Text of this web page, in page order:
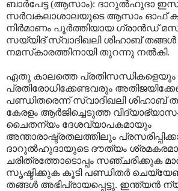
ബാര്‍പേട്ട (ആസാം): ദാറുല്‍ഹുദാ
സര്‍വകലാശാലയുടെ ആസാം ഓഫ്
നിര്‍മാണം പൂര്‍ത്തിയായ ഗ്രാന്‍ഡ്
സയ്യിദ് സ്വാദിഖലി ശിഹാബ് തങ്ങള്‍
നമസ്‌കാരത്തിനായി തുറന്നു നല്‍കി.
ഏതു കാലത്തെ
പ്രതിരോധിക്കേണ്ടവരും
പണ്ഡിതരെന്ന് സ്വാദിഖലി ശിഹാബ്
കേരളം ആര്‍ജിച്ചെടുത്ത
ചൈതന്യം ദേശവ്യാപകമായും
അന്താരാഷ്ട്രതലത്തിലും
ദാറുല്‍ഹുദായുടെ ദൗത്യം
ചരിത്രത്തോടൊപ്പം സഞ്ചരിക്കുക
സൃഷ്ടിക്കുക കൂടി പണ്ഡിതര്‍
തങ്ങള്‍ അഭിപ്രായപ്പെട്ടു. ഇന്ത്യന്‍